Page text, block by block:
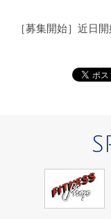
［募集開始］近日